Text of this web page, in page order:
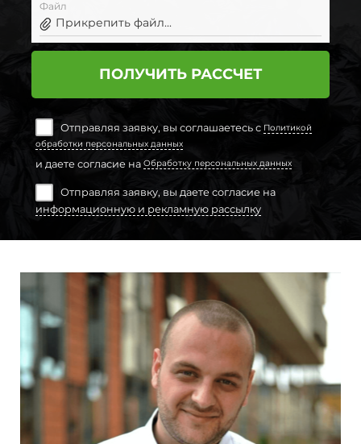
Файл
Прикрепить файл...
ПОЛУЧИТЬ РАССЧЕТ
Отправляя заявку, вы соглашаетесь с Политикой
обработки персональных данных
и даете согласие на Обработку персональных данных
Отправляя заявку, вы даете согласие на
информационную и рекламную рассылку